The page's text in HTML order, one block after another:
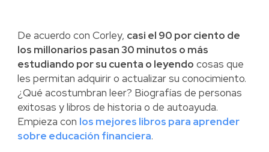
De acuerdo con Corley, casi el 90 por ciento de
los millonarios pasan 30 minutos o más
estudiando por su cuenta o leyendo cosas que
les permitan adquirir o actualizar su conocimiento.
¿Qué acostumbran leer? Biografías de personas
exitosas y libros de historia o de autoayuda.
Empieza con los mejores libros para aprender
sobre educación financiera.